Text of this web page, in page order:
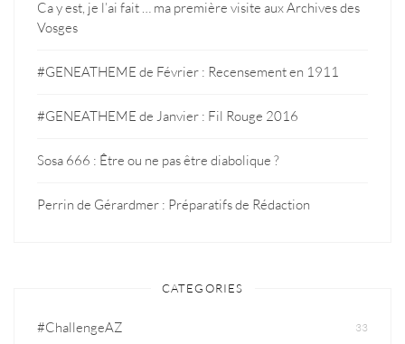
Ca y est, je l’ai fait … ma première visite aux Archives des
Vosges
#GENEATHEME de Février : Recensement en 1911
#GENEATHEME de Janvier : Fil Rouge 2016
Sosa 666 : Être ou ne pas être diabolique ?
Perrin de Gérardmer : Préparatifs de Rédaction
CATEGORIES
#ChallengeAZ 33